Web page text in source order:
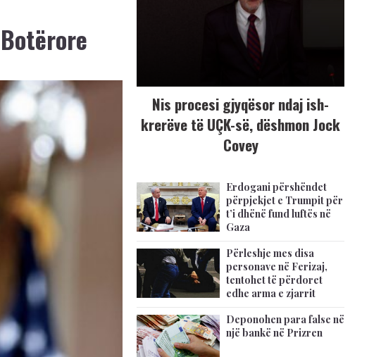
Nis procesi gjyqësor ndaj ish-
krerëve të UÇK-së, dëshmon Jock
Covey
Erdogani përshëndet
përpjekjet e Trumpit për
t’i dhënë fund luftës në
Gaza
Përleshje mes disa
personave në Ferizaj,
tentohet të përdoret
edhe arma e zjarrit
Deponohen para false në
një bankë në Prizren